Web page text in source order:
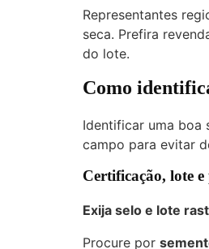
Representantes
seca. Prefira
do lote.
Como
Identificar uma boa
campo para evitar
Certificação, lote e
Exija selo e lote
Procure por